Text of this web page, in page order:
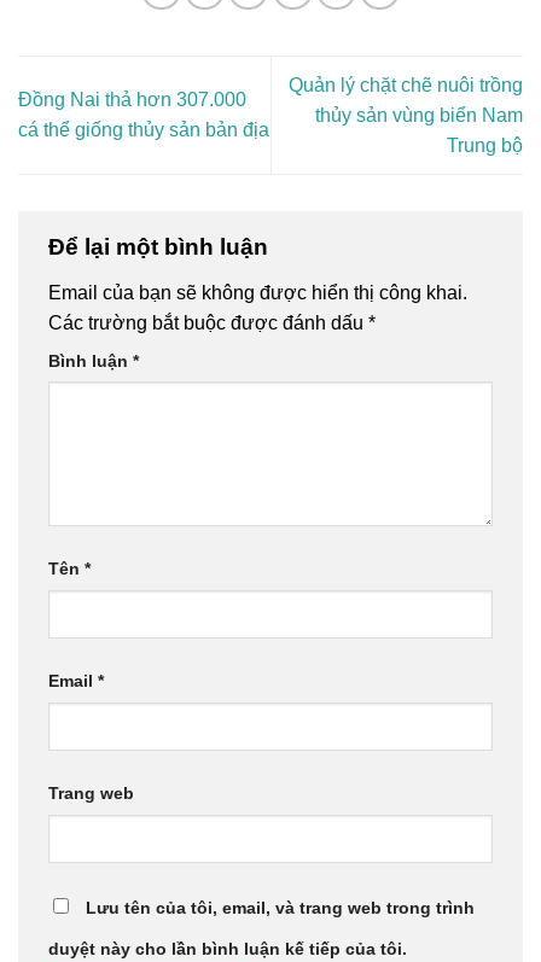
Đồng Nai thả hơn 307.000
cá thể giống thủy sản bản địa
Quản lý chặt chẽ nuôi trồng
thủy sản vùng biển Nam
Trung bộ
Để lại một bình luận
Email của bạn sẽ không được hiển thị công khai.
Các trường bắt buộc được đánh dấu *
Bình luận *
Tên *
Email *
Trang web
Lưu tên của tôi, email, và trang web trong trình
duyệt này cho lần bình luận kế tiếp của tôi.